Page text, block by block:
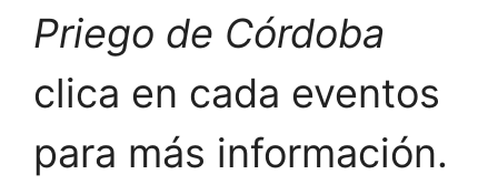
Priego de Córdoba
clica en cada eventos
para más información.